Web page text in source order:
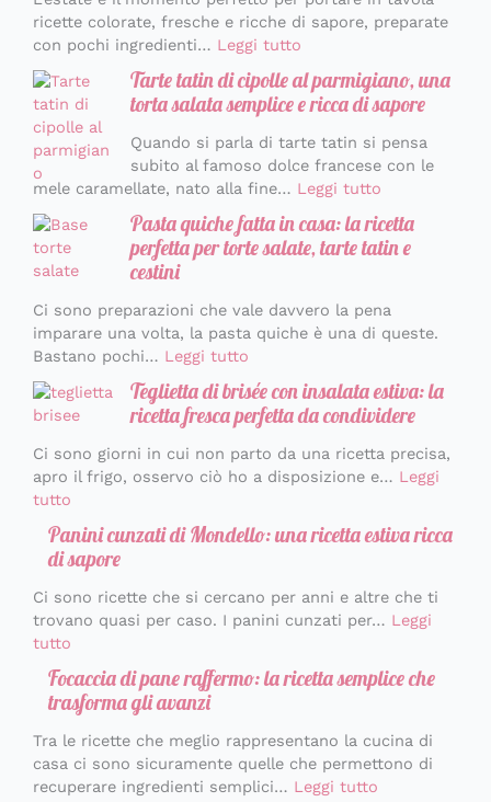
ricette colorate, fresche e ricche di sapore, preparate
con pochi ingredienti… Leggi tutto
Tarte tatin di cipolle al parmigiano, una
torta salata semplice e ricca di sapore
Quando si parla di tarte tatin si pensa
subito al famoso dolce francese con le
mele caramellate, nato alla fine… Leggi tutto
Pasta quiche fatta in casa: la ricetta
perfetta per torte salate, tarte tatin e
cestini
Ci sono preparazioni che vale davvero la pena
imparare una volta, la pasta quiche è una di queste.
Bastano pochi… Leggi tutto
Teglietta di brisée con insalata estiva: la
ricetta fresca perfetta da condividere
Ci sono giorni in cui non parto da una ricetta precisa,
apro il frigo, osservo ciò ho a disposizione e… Leggi
tutto
Panini cunzati di Mondello: una ricetta estiva ricca
di sapore
Ci sono ricette che si cercano per anni e altre che ti
trovano quasi per caso. I panini cunzati per… Leggi
tutto
Focaccia di pane raffermo: la ricetta semplice che
trasforma gli avanzi
Tra le ricette che meglio rappresentano la cucina di
casa ci sono sicuramente quelle che permettono di
recuperare ingredienti semplici… Leggi tutto